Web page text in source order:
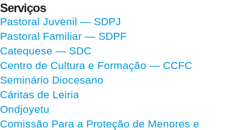
Serviços
Pastoral Juvenil — SDPJ
Pastoral Familiar — SDPF
Catequese — SDC
Centro de Cultura e Formação — CCFC
Seminário Diocesano
Cáritas de Leiria
Ondjoyetu
Comissão Para a Proteção de Menores e